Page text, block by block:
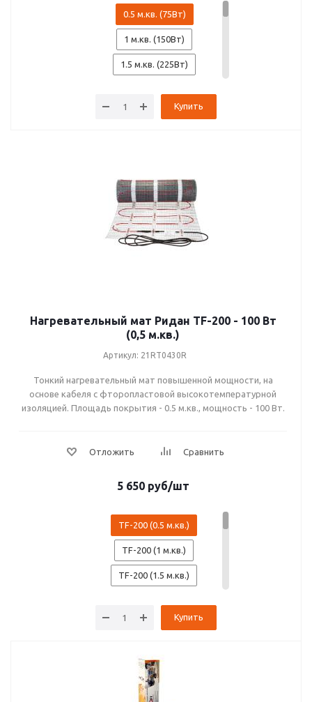
0.5 м.кв. (75Вт)
1 м.кв. (150Вт)
1.5 м.кв. (225Вт)
4 м.кв. (600Вт)
5 м.кв. (750Вт)
6 м.кв. (900Вт)
9 м.кв. (1350Вт)
10 м.кв. (1500Вт)
Купить
Нагревательный мат Ридан TF-200 - 100 Вт
(0,5 м.кв.)
Артикул: 21RT0430R
Тонкий нагревательный мат повышенной мощности, на
основе кабеля с фторопластовой высокотемпературной
изоляцией. Площадь покрытия - 0.5 м.кв., мощность - 100 Вт.
5 650 руб/шт
TF-200 (0.5 м.кв.)
TF-200 (1 м.кв.)
TF-200 (1.5 м.кв.)
TF-200 (3.5 м.кв.)
Купить